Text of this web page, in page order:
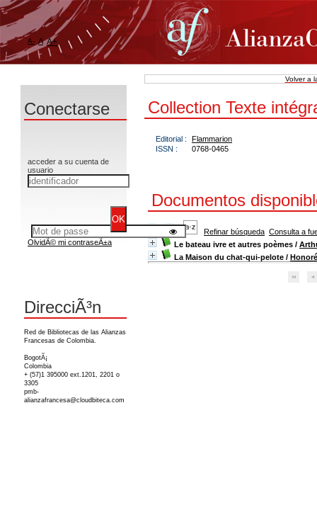
Volver a
Collection Texte
Editorial :
Flammarion
ISSN :
0768-0465
Documentos
Refinar búsqueda Consulta a
Le bateau ivre et autres poèmes /
La Maison du chat-qui-pelote /
A- A A+
Conectarse
acceder a su cuenta de
usuario
OlvidÃ© mi contraseÃ±a
DirecciÃ³n
Red de Bibliotecas de las Alianzas
Francesas de Colombia.
BogotÃ¡
Colombia
+ (57)1 395000 ext.1201, 2201 o
3305
pmb-
alianzafrancesa@cloudbiteca.com